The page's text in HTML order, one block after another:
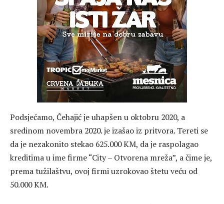
Podsjećamo, Čehajić je uhapšen u oktobru 2020, a
sredinom novembra 2020. je izašao iz pritvora. Tereti se
da je nezakonito stekao 625.000 KM, da je raspolagao
kreditima u ime firme “City – Otvorena mreža”, a čime je,
prema tužilaštvu, ovoj firmi uzrokovao štetu veću od
50.000 KM.